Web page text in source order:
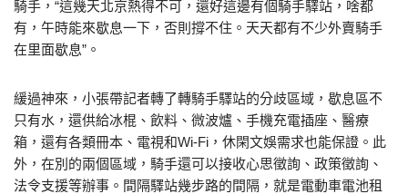
騎手，“這幾天北京熱得不可，還好這邊有個騎手驛站，啥都
有，午時能來歇息一下，否則撐不住。天天都有不少外賣騎手
在里面歇息”。
緩過神來，小張帶記者轉了轉騎手驛站的分歧區域，歇息區不
只有水，還供給冰棍、飲料、微波爐、手機充電插座、醫療
箱，還有各類冊本、電視和Wi-Fi，休閑文娛需求也能保證。此
外，在別的兩個區域，騎手還可以接收心思徵詢、政策徵詢、
法令支援等辦事。間隔驛站幾步路的間隔，就是電動車電池租